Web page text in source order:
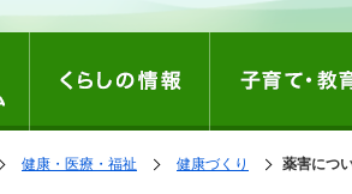
の
健康・医療・福祉
の
健康づくり
の
薬害につ